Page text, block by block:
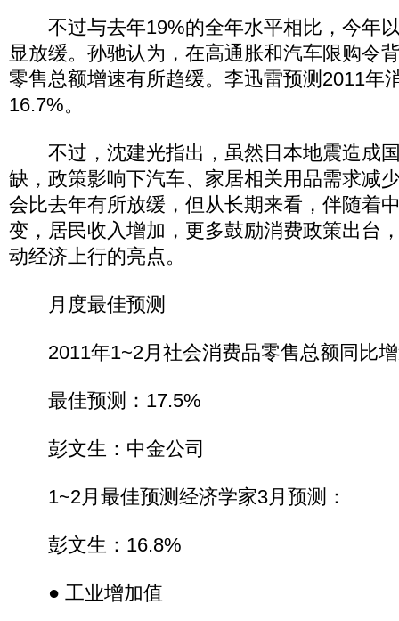
不过与去年19%的全年水平相比，今年
显放缓。孙驰认为，在高通胀和汽车限购令
零售总额增速有所趋缓。李迅雷预测2011年
16.7%。
不过，沈建光指出，虽然日本地震造成
缺，政策影响下汽车、家居相关用品需求减
会比去年有所放缓，但从长期来看，伴随着
变，居民收入增加，更多鼓励消费政策出台
动经济上行的亮点。
月度最佳预测
2011年1~2月社会消费品零售总额同比增
最佳预测：17.5%
彭文生：中金公司
1~2月最佳预测经济学家3月预测：
彭文生：16.8%
● 工业增加值